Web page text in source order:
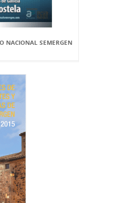
NACIONAL SEMERGEN